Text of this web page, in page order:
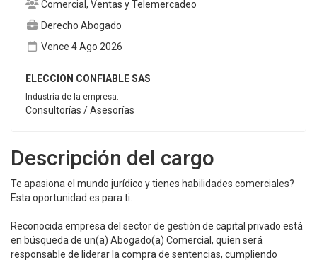
Comercial, Ventas y Telemercadeo
Derecho Abogado
Vence 4 Ago 2026
ELECCION CONFIABLE SAS
Industria de la empresa:
Consultorías / Asesorías
Descripción del cargo
Te apasiona el mundo jurídico y tienes habilidades comerciales?
Esta oportunidad es para ti.
Reconocida empresa del sector de gestión de capital privado está
en búsqueda de un(a) Abogado(a) Comercial, quien será
responsable de liderar la compra de sentencias, cumpliendo